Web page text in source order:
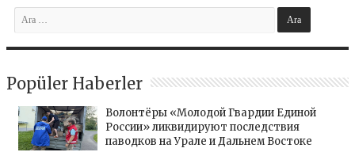
Popüler Haberler
Волонтёры «Молодой Гвардии Единой
России» ликвидируют последствия
паводков на Урале и Дальнем Востоке